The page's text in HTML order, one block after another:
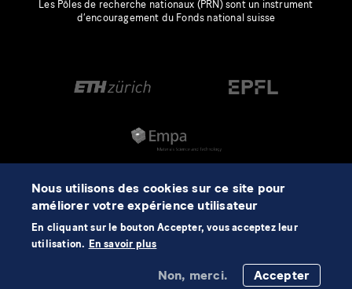
Les Pôles de recherche nationaux (PRN) sont un instrument
d’encouragement du Fonds national suisse
©2026 NCCR Automation
Nous utilisons des cookies sur ce site pour
améliorer votre expérience utilisateur
En cliquant sur le bouton Accepter, vous acceptez leur
utilisation. En savoir plus
Accepter
Non, merci.